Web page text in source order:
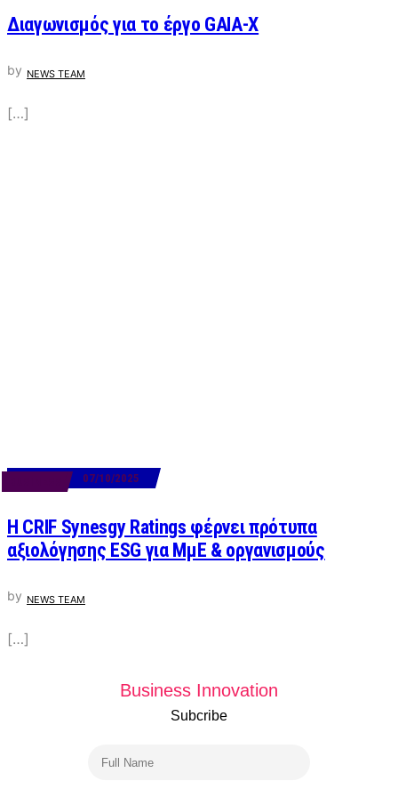
Διαγωνισμός για το έργο GAIA-X
by NEWS TEAM
[…]
07/10/2025
Η CRIF Synesgy Ratings φέρνει πρότυπα
αξιολόγησης ESG για ΜμΕ & οργανισμούς
by NEWS TEAM
[…]
Business Innovation
Subcribe